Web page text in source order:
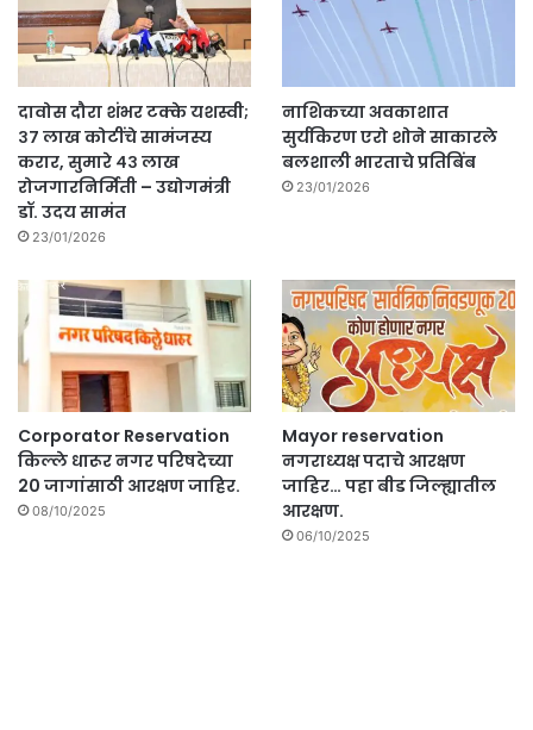
दावोस दौरा शंभर टक्के यशस्वी;
३७ लाख कोटींचे सामंजस्य
करार, सुमारे ४३ लाख
रोजगारनिर्मिती – उद्योगमंत्री
डॉ. उदय सामंत
23/01/2026
नाशिकच्या अवकाशात
सुर्यकिरण एरो शोने साकारले
बलशाली भारताचे प्रतिबिंब
23/01/2026
Corporator Reservation
किल्ले धारूर नगर परिषदेच्या
20 जागांसाठी आरक्षण जाहिर.
08/10/2025
Mayor reservation
नगराध्यक्ष पदाचे आरक्षण
जाहिर… पहा बीड जिल्ह्यातील
आरक्षण.
06/10/2025